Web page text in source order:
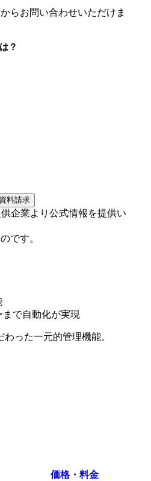
らお問い合わせいただけま
？
料請求
企業より公式情報を提供い
です。
で自動化が実現
った一元的管理機能。
価格・料金